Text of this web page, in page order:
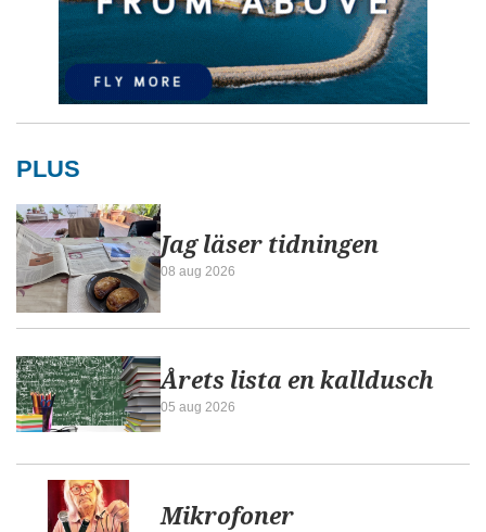
PLUS
Jag läser tidningen
08 aug 2026
Årets lista en kalldusch
05 aug 2026
Mikrofoner